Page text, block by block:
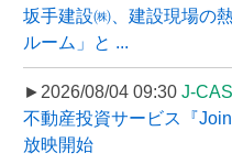
坂手建設㈱、建設現場の
ルーム」と ...
►2026/08/04 09:30 J-
不動産投資サービス『
放映開始